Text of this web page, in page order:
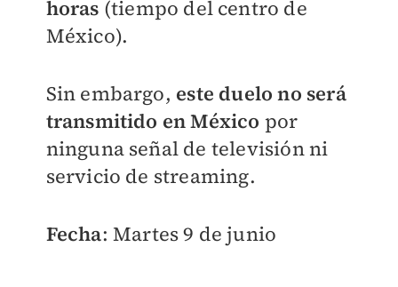
horas (tiempo del centro de
México).
Sin embargo, este duelo no será
transmitido en México por
ninguna señal de televisión ni
servicio de streaming.
Fecha: Martes 9 de junio